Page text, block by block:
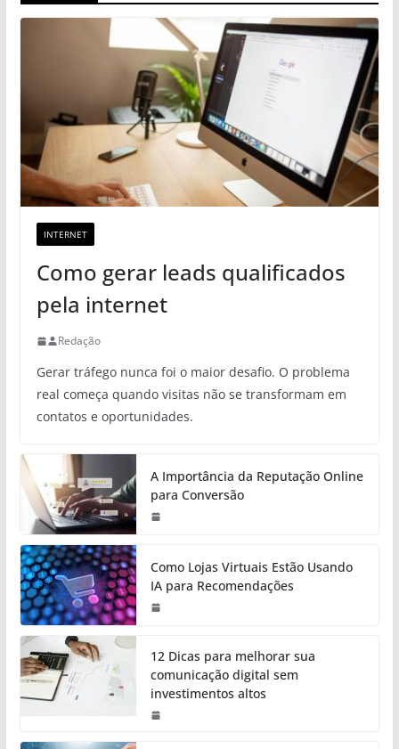
INTERNET
Como gerar leads qualificados
pela internet
Redação
Gerar tráfego nunca foi o maior desafio. O problema
real começa quando visitas não se transformam em
contatos e oportunidades.
A Importância da Reputação Online
para Conversão
Como Lojas Virtuais Estão Usando
IA para Recomendações
12 Dicas para melhorar sua
comunicação digital sem
investimentos altos